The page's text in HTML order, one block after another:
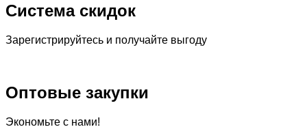
Система скидок
Зарегистрируйтесь и получайте выгоду
Оптовые закупки
Экономьте с нами!